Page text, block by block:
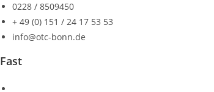
0228 / 8509450
+ 49 (0) 151 / 24 17 53 53
info@otc-bonn.de
Fast